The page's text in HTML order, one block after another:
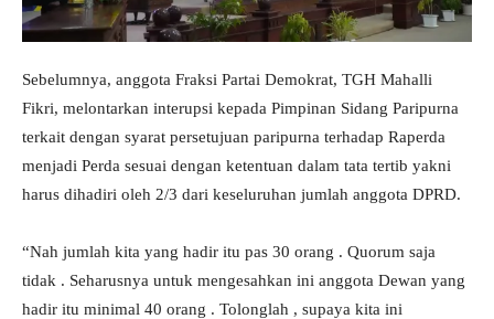
Sebelumnya, anggota Fraksi Partai Demokrat, TGH Mahalli
Fikri, melontarkan interupsi kepada Pimpinan Sidang Paripurna
terkait dengan syarat persetujuan paripurna terhadap Raperda
menjadi Perda sesuai dengan ketentuan dalam tata tertib yakni
harus dihadiri oleh 2/3 dari keseluruhan jumlah anggota DPRD.
“Nah jumlah kita yang hadir itu pas 30 orang . Quorum saja
tidak . Seharusnya untuk mengesahkan ini anggota Dewan yang
hadir itu minimal 40 orang . Tolonglah , supaya kita ini